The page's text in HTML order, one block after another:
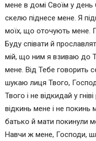
мене в домі Своїм у день
скелю піднесе мене. Я
моїх, що оточують мене.
Буду співати й
мій, що ним я взиваю до
мене. Від Тебе говорить
шукаю лиця Твого,
Твого і не відкидай у
відкинь мене і не
батько й мати покинули
Навчи ж мене, Господи,